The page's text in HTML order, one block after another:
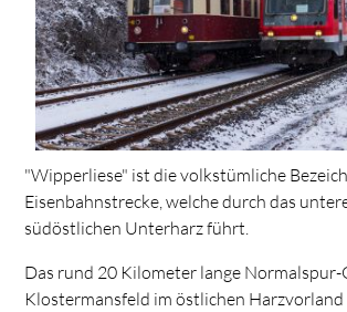
"Wipperliese" ist die volkstümliche
Eisenbahnstrecke, welche durch das
südöstlichen Unterharz führt.
Das rund 20 Kilometer lange
Klostermansfeld im östlichen